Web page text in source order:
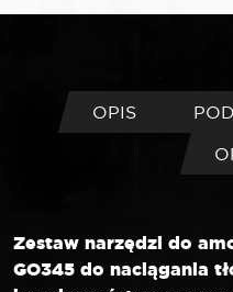
OPIS
Zestaw narzędzi do
GO345 do naciągania